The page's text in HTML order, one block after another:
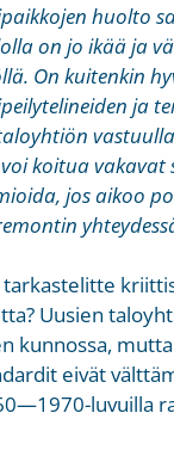
huolto
on jo ikää ja
On kuitenkin
ja
koitua vakavat
jos aikoo
Uusien
kunnossa,
eivät
luvuilla